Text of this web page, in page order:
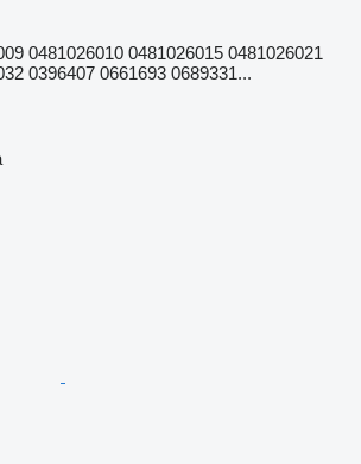
0481026010 0481026015 0481026021
0396407 0661693 0689331...